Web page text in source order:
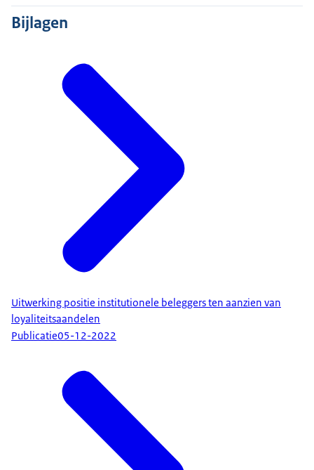
Bijlagen
Uitwerking positie institutionele beleggers ten aanzien van
loyaliteitsaandelen
Publicatie05-12-2022